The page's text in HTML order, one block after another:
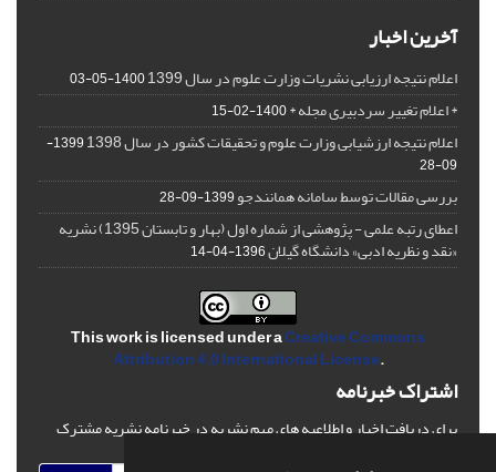
آخرین اخبار
اعلام نتیجه ارزیابی نشریات وزارت علوم در سال 1399 1400-05-03
* اعلام تغییر سردبیری مجله *1400-02-15
اعلام نتیجه ارزشیابی وزارت علوم و تحقیقات کشور در سال 1398
1399-
09-28
بررسی مقالات توسط سامانه همانندجو1399-09-28
اعطای رتبه علمی - پژوهشی از شماره اول (بهار و تابستان 1395) نشریه
«نقد و نظریه ادبی» دانشگاه گیلان1396-04-14
This work is licensed under aCreative Commons
Attribution 4.0 International License.
اشتراک خبرنامه
برای دریافت اخبار و اطلاعیه های مهم نشریه در خبرنامه نشریه مشترک